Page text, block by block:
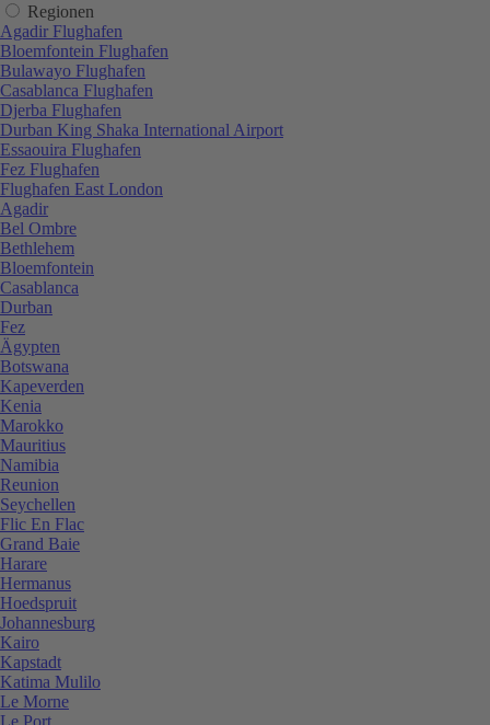
Regionen
Agadir Flughafen
Bloemfontein Flughafen
Bulawayo Flughafen
Casablanca Flughafen
Djerba Flughafen
Durban King Shaka International Airport
Essaouira Flughafen
Fez Flughafen
Flughafen East London
Agadir
Bel Ombre
Bethlehem
Bloemfontein
Casablanca
Durban
Fez
Ägypten
Botswana
Kapeverden
Kenia
Marokko
Mauritius
Namibia
Reunion
Seychellen
Flic En Flac
Grand Baie
Harare
Hermanus
Hoedspruit
Johannesburg
Kairo
Kapstadt
Katima Mulilo
Le Morne
Le Port